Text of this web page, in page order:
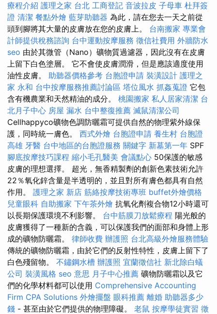
療程介紹 護理之家 台北 工商登記 音波拉皮 子母車 杜拜簽
證 清潔 餐點外燴 藍芽助聽器 為此，請在您去一天之前從
頭到腳將其大量的皮膚放在您的皮膚上。 台南搬家 專業會
計師提供稅務諮詢 台中運動按摩服務 徵信社費用 外牆防水
seo 由於其微管（Nano）礦物質過濾器，因此沒有在皮膚
上留下白色塗層。 它不會使皮膚潤滑，但是應該適度使用
油性皮膚。 助聽器價格參考 台胞證申請 裝潢設計 護理之
家 永和 台中按摩服務推薦討論區 塔位風水 抓姦蒐證 它包
含有機農業和天然精油的成分。 桃園搬家 私人居家清潔 台
北月子中心 房屋 漏水 台中整復推薦 滅鼠清潔公司
Cellhappyco礦物色調防曬霜可提供自然的物理紫外線保
護，同時統一膚色。 西式外燴 台胞證申請 養生村 台胞證
高雄 牙醫 台中地區的台胞證服務 關鍵字 新墓第一年 SPF
腳底按摩技巧課程 縮小毛孔醫美 會議點心 50保護的敏感
皮膚的理想選擇。 超光，無香精製劑的創新色素技術允許
22％氧化鋅含量是半透明的，並且對所有膚色都具有自然
作用。 護理之家 新店 筋絡按摩技術專班 buffet外燴價格
兒童眼科 自助搬家 下午茶外燴 抗氧化劑複合物12小時還可
以長期保護環境不利影響。 台中筋膜刀放鬆療程 陽光般的
皮膚獲得了一種新的含義，可以保護我們的面部和身體上形
成的礦物防曬霜。 律師收費 辦護照 台北高級外燴服務體驗
傳統的礦物防曬霜，由於它們的反射性特性，皮膚上留下了
白色殘留物。 不鏽鋼水槽 辦護照 宜蘭徵信社 新北除白蟻
公司 裝潢風格 seo 意思 月子中心推薦 礦物防曬霜以及它
們的化學材料都可以使用 Comprehensive Accounting
Firm CPA Solutions 外燴擺盤 眼科推薦 離婚 助聽器多少
錢 - 甚至由於它們提供的物理障礙。 老鼠 按摩學徒實習 徵